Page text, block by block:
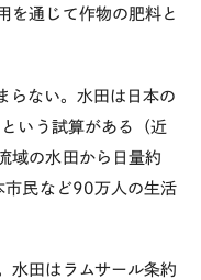
を通じて作物の肥料と
らない。水田は日本の
いう試算がある（近
域の水田から日量約
市民など90万人の生活
水田はラムサール条約